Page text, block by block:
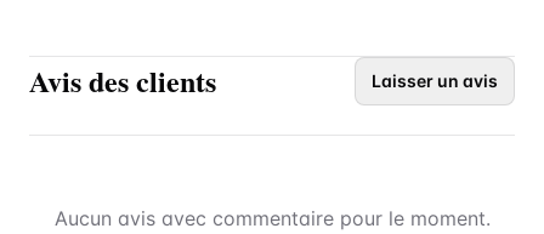
Avis des clients Laisser un avis
Aucun avis avec commentaire pour le moment.